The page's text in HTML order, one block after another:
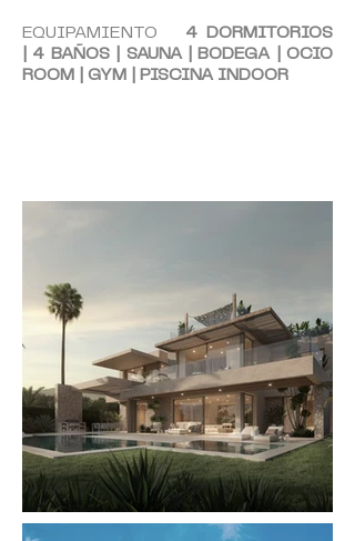
EQUIPAMIENTO 4DORMITORIOS
4 BAÑOS | SAUNA | BODEGA | OCIO
ROOM | GYM | PISCINA INDOOR